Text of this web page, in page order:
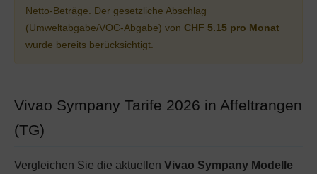
Netto-Beträge. Der gesetzliche Abschlag
(Umweltabgabe/VOC-Abgabe) von CHF 5.15 pro Monat
wurde bereits berücksichtigt.
Vivao Sympany Tarife 2026 in Affeltrangen
(TG)
Vergleichen Sie die aktuellen Vivao Sympany Modelle